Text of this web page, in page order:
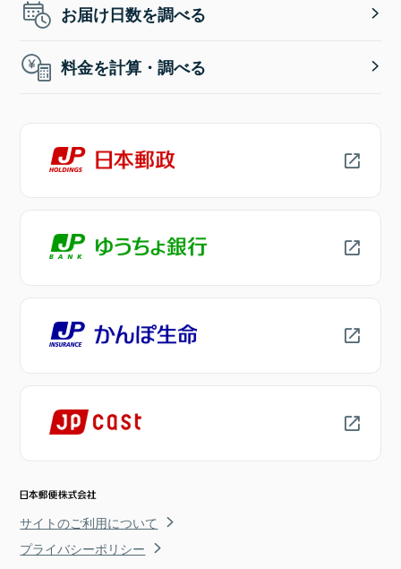
お届け日数を調べる
料金を計算・調べる
サイトのご利用について
プライバシーポリシー